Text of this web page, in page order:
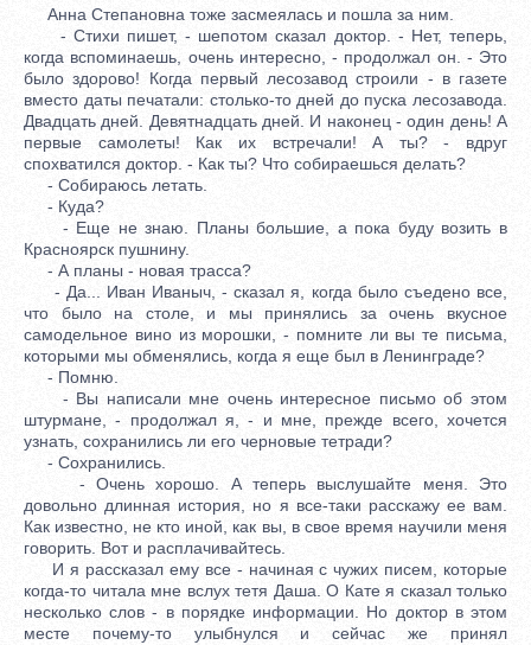
Анна Степановна тоже засмеялась и пошла за ним.
- Стихи пишет, - шепотом сказал доктор. - Нет, теперь,
когда вспоминаешь, очень интересно, - продолжал он. - Это
было здорово! Когда первый лесозавод строили - в газете
вместо даты печатали: столько-то дней до пуска лесозавода.
Двадцать дней. Девятнадцать дней. И наконец - один день! А
первые самолеты! Как их встречали! А ты? - вдруг
спохватился доктор. - Как ты? Что собираешься делать?
- Собираюсь летать.
- Куда?
- Еще не знаю. Планы большие, а пока буду возить в
Красноярск пушнину.
- А планы - новая трасса?
- Да... Иван Иваныч, - сказал я, когда было съедено все,
что было на столе, и мы принялись за очень вкусное
самодельное вино из морошки, - помните ли вы те письма,
которыми мы обменялись, когда я еще был в Ленинграде?
- Помню.
- Вы написали мне очень интересное письмо об этом
штурмане, - продолжал я, - и мне, прежде всего, хочется
узнать, сохранились ли его черновые тетради?
- Сохранились.
- Очень хорошо. А теперь выслушайте меня. Это
довольно длинная история, но я все-таки расскажу ее вам.
Как известно, не кто иной, как вы, в свое время научили меня
говорить. Вот и расплачивайтесь.
И я рассказал ему все - начиная с чужих писем, которые
когда-то читала мне вслух тетя Даша. О Кате я сказал только
несколько слов - в порядке информации. Но доктор в этом
месте почему-то улыбнулся и сейчас же принял